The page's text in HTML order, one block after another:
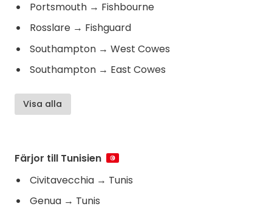
Portsmouth → Fishbourne
Rosslare → Fishguard
Southampton → West Cowes
Southampton → East Cowes
Visa alla
Färjor till Tunisien
Civitavecchia → Tunis
Genua → Tunis